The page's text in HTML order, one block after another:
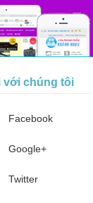
với chúng tôi
Facebook
Google+
Twitter